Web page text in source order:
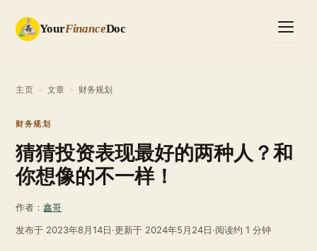
YourFinanceDoc
主页 » 文章 » 财务规划
财务规划
猜猜投资表现最好的两种人？和
你想像的不一样！
作者：鑫哥
发布于 2023年8月14日·更新于 2024年5月24日·阅读约 1 分钟